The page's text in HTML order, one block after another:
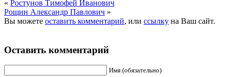
« Ростунов Тимофей Иванович
Рощин Александр Павлович »
Вы можете оставить комментарий, или ссылку на Ваш сайт.
Оставить комментарий
Имя (обязательно)